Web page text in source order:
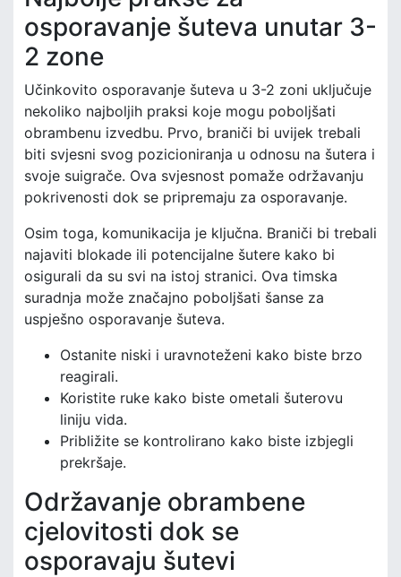
osporavanje šuteva unutar 3-
2 zone
Učinkovito osporavanje šuteva u 3-2 zoni uključuje
nekoliko najboljih praksi koje mogu poboljšati
obrambenu izvedbu. Prvo, braniči bi uvijek trebali
biti svjesni svog pozicioniranja u odnosu na šutera i
svoje suigrače. Ova svjesnost pomaže održavanju
pokrivenosti dok se pripremaju za osporavanje.
Osim toga, komunikacija je ključna. Braniči bi trebali
najaviti blokade ili potencijalne šutere kako bi
osigurali da su svi na istoj stranici. Ova timska
suradnja može značajno poboljšati šanse za
uspješno osporavanje šuteva.
Ostanite niski i uravnoteženi kako biste brzo
reagirali.
Koristite ruke kako biste ometali šuterovu
liniju vida.
Približite se kontrolirano kako biste izbjegli
prekršaje.
Održavanje obrambene
cjelovitosti dok se
osporavaju šutevi